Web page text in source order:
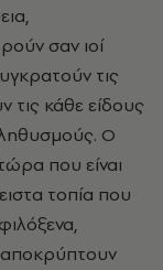
σαν ιοί
τις
τις κάθε είδους
Ο
που είναι
τοπία που
αποκρύπτουν